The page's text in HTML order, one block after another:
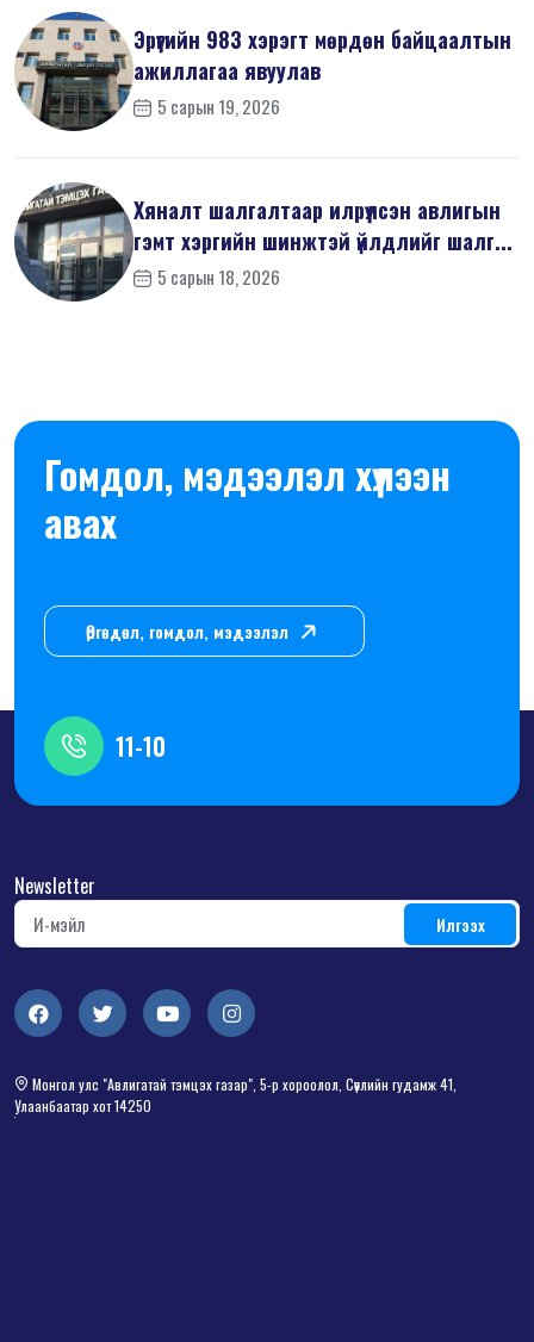
Эрүүгийн 983 хэрэгт мөрдөн байцаалтын
ажиллагаа явуулав
5 сарын 19, 2026
Хяналт шалгалтаар илрүүлсэн авлигын
гэмт хэргийн шинжтэй үйлдлийг шалг...
5 сарын 18, 2026
Гомдол, мэдээлэл хүлээн
авах
Өргөдөл, гомдол, мэдээлэл
11-10
Newsletter
Монгол улс "Авлигатай тэмцэх газар", 5-р хороолол, Сөүлийн гудамж 41,
Улаанбаатар хот 14250